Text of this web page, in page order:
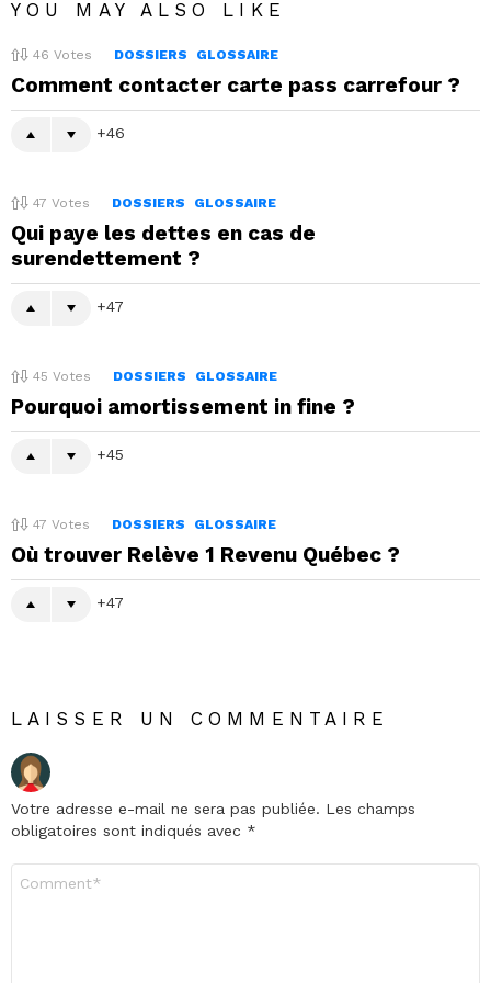
YOU MAY ALSO LIKE
46 Votes DOSSIERS GLOSSAIRE
Comment contacter carte pass carrefour ?
46
47 Votes DOSSIERS GLOSSAIRE
Qui paye les dettes en cas de
surendettement ?
47
45 Votes DOSSIERS GLOSSAIRE
Pourquoi amortissement in fine ?
45
47 Votes DOSSIERS GLOSSAIRE
Où trouver Relève 1 Revenu Québec ?
47
LAISSER UN COMMENTAIRE
Votre adresse e-mail ne sera pas publiée. Les champs
obligatoires sont indiqués avec *